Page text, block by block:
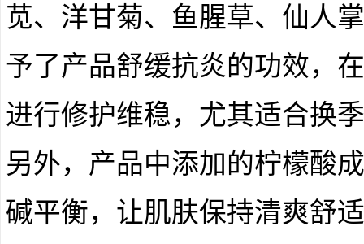
苋、洋甘菊、鱼腥草、仙人
予了产品舒缓抗炎的功效，
进行修护维稳，尤其适合换
另外，产品中添加的柠檬酸
碱平衡，让肌肤保持清爽舒